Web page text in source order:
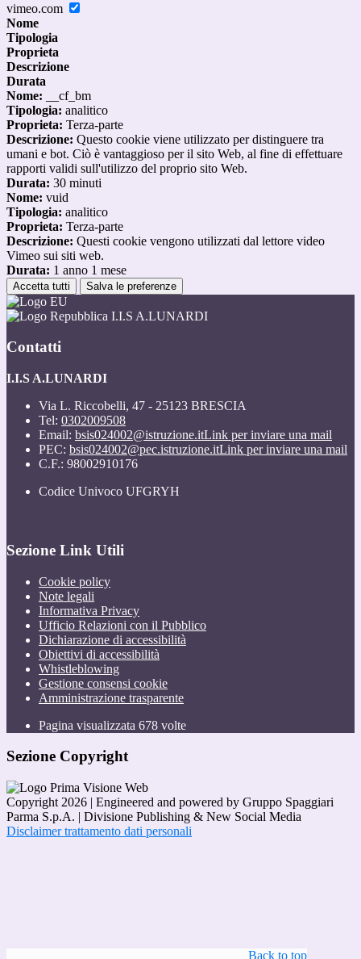
vimeo.com
Nome
Tipologia
Proprieta
Descrizione
Durata
Nome: __cf_bm
Tipologia: analitico
Proprieta: Terza-parte
Descrizione: Questo cookie viene utilizzato per distinguere tra
umani e bot. Ciò è vantaggioso per il sito Web, al fine di effettuare
rapporti validi sull'utilizzo del proprio sito Web.
Durata: 30 minuti
Nome: vuid
Tipologia: analitico
Proprieta: Terza-parte
Descrizione: Questi cookie vengono utilizzati dal lettore video
Vimeo sui siti web.
Durata: 1 anno 1 mese
Accetta tutti Salva le preferenze
I.I.S A.LUNARDI
Contatti
I.I.S A.LUNARDI
Via L. Riccobelli, 47 - 25123 BRESCIA
Tel: 0302009508
Email: bsis024002@istruzione.itLink per inviare una mail
PEC: bsis024002@pec.istruzione.itLink per inviare una mail
C.F.: 98002910176
Codice Univoco UFGRYH
Sezione Link Utili
Cookie policy
Note legali
Informativa Privacy
Ufficio Relazioni con il Pubblico
Dichiarazione di accessibilità
Obiettivi di accessibilità
Whistleblowing
Gestione consensi cookie
Amministrazione trasparente
Pagina visualizzata 678 volte
Sezione Copyright
Copyright 2026 | Engineered and powered by Gruppo Spaggiari
Parma S.p.A. | Divisione Publishing & New Social Media
Disclaimer trattamento dati personali
Back to top